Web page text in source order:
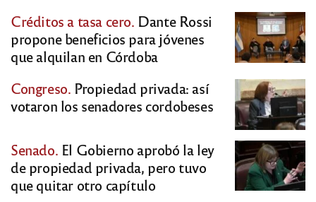
Créditos a tasa cero. Dante Rossi
propone beneficios para jóvenes
que alquilan en Córdoba
Congreso. Propiedad privada: así
votaron los senadores cordobeses
Senado. El Gobierno aprobó la ley
de propiedad privada, pero tuvo
que quitar otro capítulo